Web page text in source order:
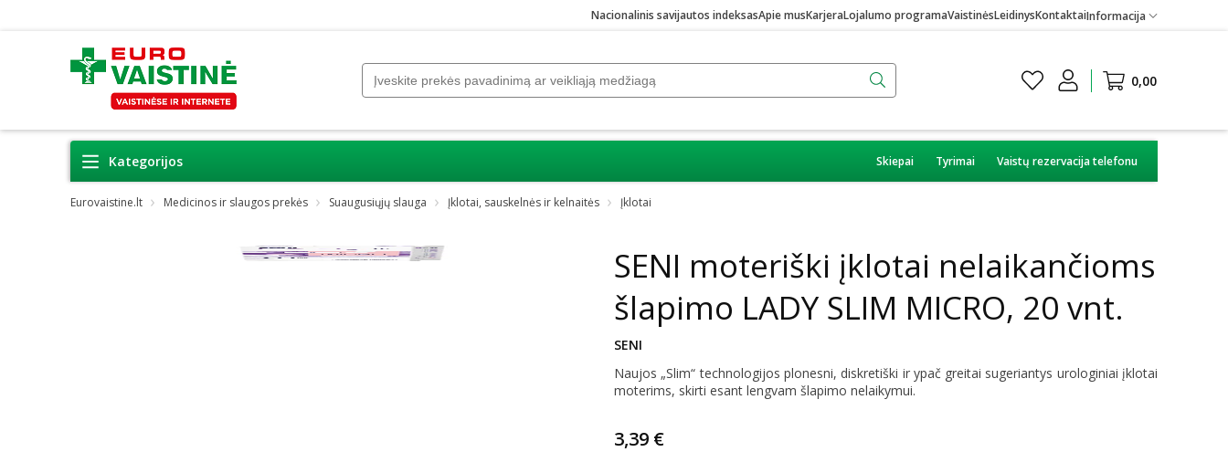
Nacionalinis savijautos indeksasApie musKarjeraLojalumo programaVaistinėsLeidinysKontaktaiInformacija
0,00
Kategorijos Skiepai Tyrimai Vaistų rezervacija telefonu
Eurovaistine.lt Medicinos ir slaugos prekės Suaugusiųjų slauga Įklotai, sauskelnės ir kelnaitės Įklotai
SENI moteriški įklotai nelaikančioms
šlapimo LADY SLIM MICRO, 20 vnt.
SENI
Naujos „Slim“ technologijos plonesni, diskretiški ir ypač greitai sugeriantys urologiniai įklotai
moterims, skirti esant lengvam šlapimo nelaikymui.
3,39 €